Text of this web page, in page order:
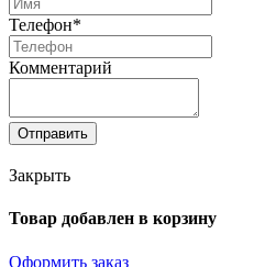
Телефон*
Комментарий
Отправить
Закрыть
Товар добавлен в корзину
Оформить заказ